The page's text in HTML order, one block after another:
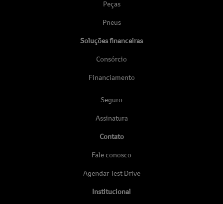
Peças
Pneus
Soluções financeiras
Consórcio
Financiamento
Seguro
Assinatura
Contato
Fale conosco
Agendar Test Drive
Institucional